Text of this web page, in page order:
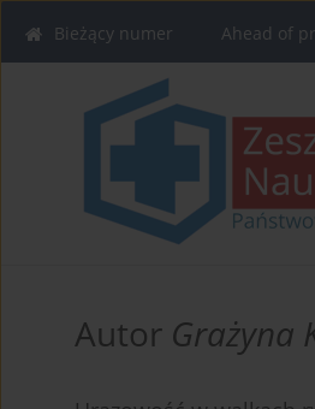
Bieżący numer Ahead of
Autor Grażyna